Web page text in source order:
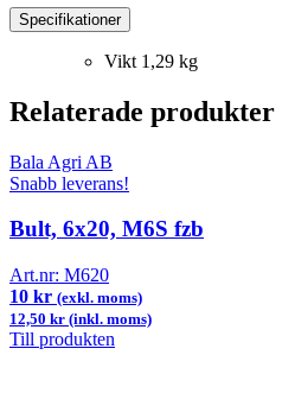
Specifikationer
Vikt 1,29 kg
Relaterade produkter
Bala Agri AB
Snabb leverans!
Bult, 6x20, M6S fzb
Art.nr: M620
10 kr (exkl. moms)
12,50 kr (inkl. moms)
Till produkten